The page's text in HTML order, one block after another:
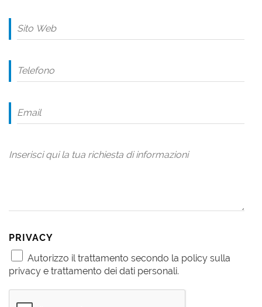
PRIVACY
Autorizzo il trattamento secondo la policy sulla
privacy e trattamento dei dati personali.